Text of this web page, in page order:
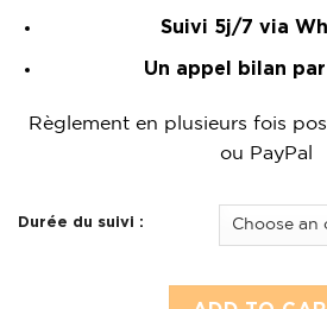
Suivi 5j/7 via
Un appel bilan
Règlement en plusieurs fois
ou PayPal
Durée du suivi :